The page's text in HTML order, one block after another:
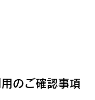
のご確認事項